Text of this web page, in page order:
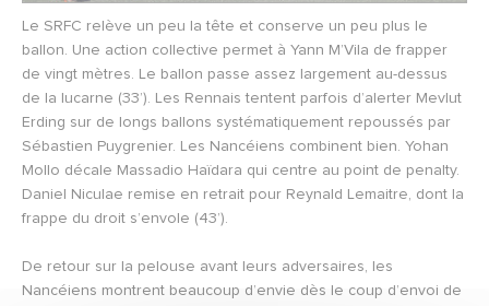
Le SRFC relève un peu la tête et conserve un peu plus le
ballon. Une action collective permet à Yann M’Vila de frapper
de vingt mètres. Le ballon passe assez largement au-dessus
de la lucarne (33’). Les Rennais tentent parfois d’alerter Mevlut
Erding sur de longs ballons systématiquement repoussés par
Sébastien Puygrenier. Les Nancéiens combinent bien. Yohan
Mollo décale Massadio Haïdara qui centre au point de penalty.
Daniel Niculae remise en retrait pour Reynald Lemaitre, dont la
frappe du droit s’envole (43’).
De retour sur la pelouse avant leurs adversaires, les
Nancéiens montrent beaucoup d’envie dès le coup d’envoi de